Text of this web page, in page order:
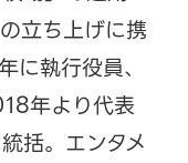
立ち上げに携
執行役員、
年より代表
括。エンタメ